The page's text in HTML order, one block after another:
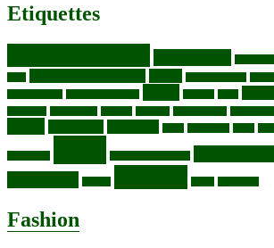
Etiquettes
Fashion